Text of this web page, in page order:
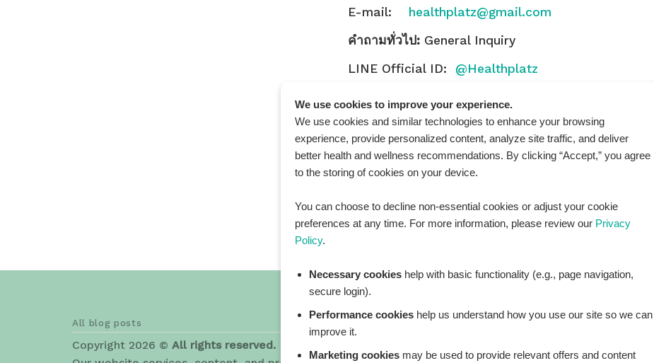
E-mail: healthplatz@gmail.com
คำถามทั่วไป: General Inquiry
LINE Official ID: @Healthplatz
เพิ่มเพื่อนAdd LINE :
https://lin.ee/sqNlLtc
All blog posts
Copyright 2026 © All rights reserved. HEALTHPLATZ™ is a registered trademark of Adbrandture Co., Ltd.
We use cookies to improve your experience.
We use cookies and similar technologies to enhance your browsing
experience, provide personalized content, analyze site traffic, and deliver
better health and wellness recommendations. By clicking “Accept,” you agree
to the storing of cookies on your device.
You can choose to decline non-essential cookies or adjust your cookie
preferences at any time. For more information, please review our Privacy
Policy.
Necessary cookies help with basic functionality (e.g., page navigation,
secure login).
Performance cookies help us understand how you use our site so we can
improve it.
Marketing cookies may be used to provide relevant offers and content